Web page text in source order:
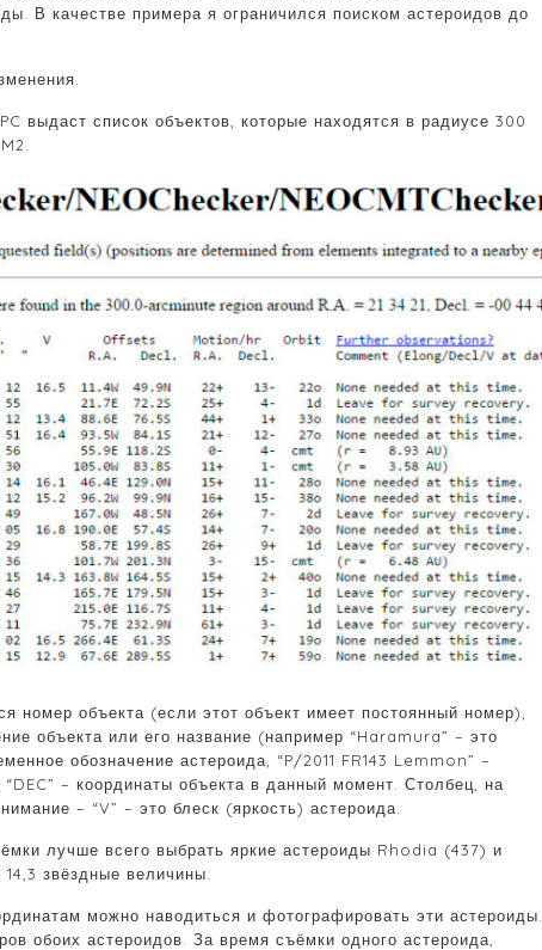
В качестве примера я ограничился поиском астероидов до
выдаст список объектов, которые находятся в радиусе 300
номер объекта (если этот объект имеет постоянный номер),
объекта или его название (например “Haramura” – это
обозначение астероида, “P/2011 FR143 Lemmon” –
– координаты объекта в данный момент. Столбец, на
– “V” – это блеск (яркость) астероида.
лучше всего выбрать яркие астероиды Rhodia (437) и
звёздные величины.
можно наводиться и фотографировать эти астероиды.
обоих астероидов. За время съёмки одного астероида,